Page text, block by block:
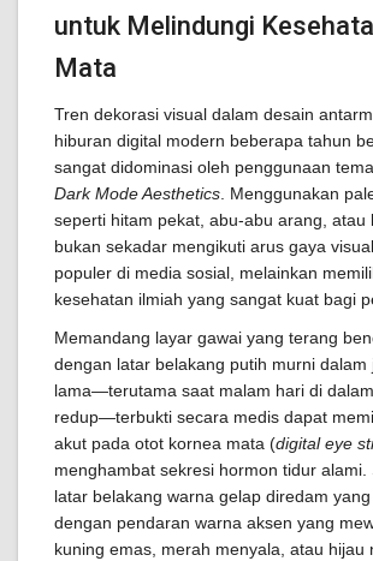
untuk Melindungi
Mata
Tren dekorasi visual dalam desain
hiburan digital modern beberapa tahun
sangat didominasi oleh penggunaan
Dark Mode Aesthetics . Menggunakan
seperti hitam pekat, abu-abu arang, atau
bukan sekadar mengikuti arus gaya
populer di media sosial, melainkan
kesehatan ilmiah yang sangat kuat bagi
Memandang layar gawai yang terang
dengan latar belakang putih murni dalam
lama—terutama saat malam hari di
redup—terbukti secara medis dapat
akut pada otot kornea mata (digital eye
menghambat sekresi hormon tidur alami.
latar belakang warna gelap diredam
dengan pendaran warna aksen yang
kuning emas, merah menyala, atau hijau